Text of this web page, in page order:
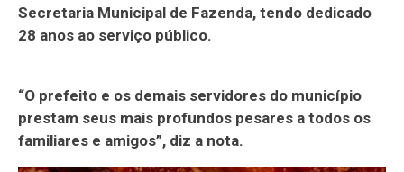
Secretaria Municipal de Fazenda, tendo dedicado
28 anos ao serviço público.
“O prefeito e os demais servidores do município
prestam seus mais profundos pesares a todos os
familiares e amigos”, diz a nota.